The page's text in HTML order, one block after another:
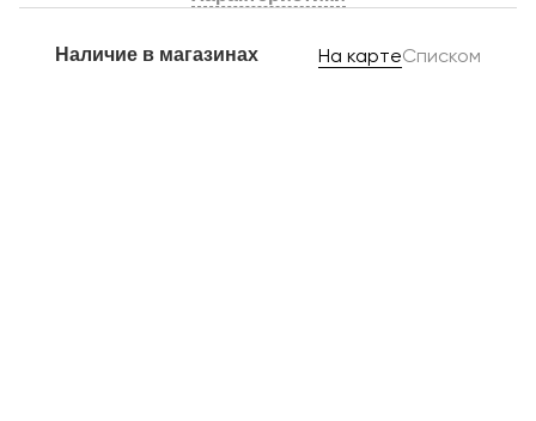
Наличие в магазинах На картеСписком